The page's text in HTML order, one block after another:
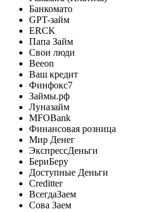
Банкомато
GPT-займ
ERCK
Папа Займ
Свои люди
Beeon
Ваш кредит
Финфокс7
Займы.рф
Луназайм
MFOBank
Финансовая розница
Мир Денег
ЭкспрессДеньги
БериБеру
Доступные Деньги
Creditter
ВсегдаЗаем
Сова Заем